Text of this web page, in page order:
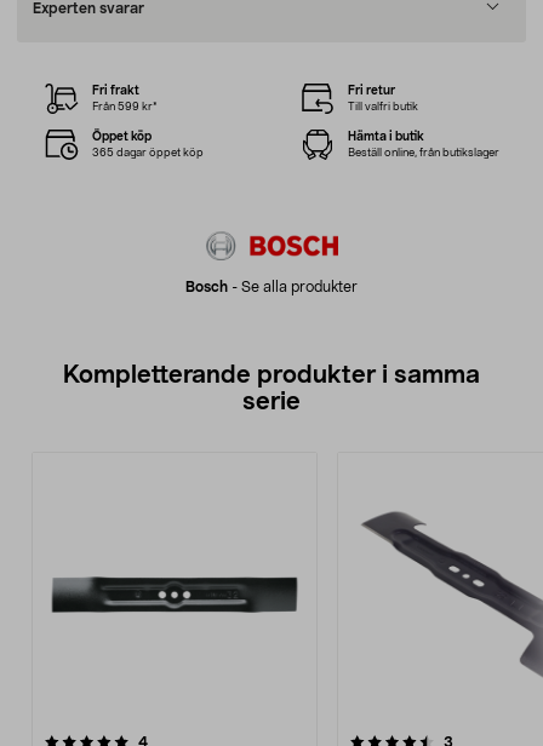
Experten svarar
Bosch - Se alla produkter
Fri frakt
Från 599 kr*
Fri retur
Till valfri butik
Öppet köp
365 dagar öppet köp
Hämta i butik
Beställ online, från butikslager
Kompletterande produkter i samma
serie
4recensioner
4.5av 5 stjärnor 3
4.5av 5 stjärnor